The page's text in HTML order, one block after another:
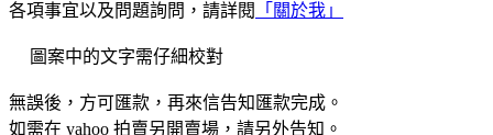
各項事宜以及問題詢問，請詳閱
「關於我」
圖案中的文字需仔細校對
無誤後，方可匯款，再來信告知匯款完成。
如需在 yahoo 拍賣另開賣場，請另外告知。